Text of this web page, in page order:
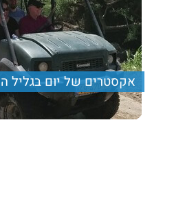
אקסטרים של יום בגליל
רפטינג על הירדן, נסיעה ברכבי
בוטיק